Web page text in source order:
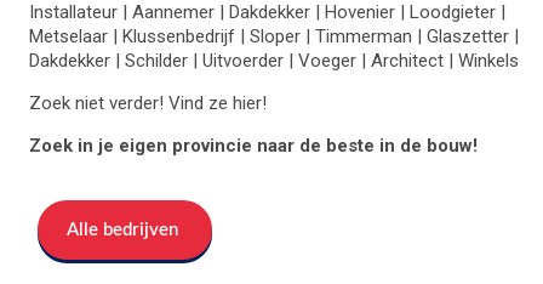
Installateur | Aannemer | Dakdekker | Hovenier | Loodgieter |
Metselaar | Klussenbedrijf | Sloper | Timmerman | Glaszetter |
Dakdekker | Schilder | Uitvoerder | Voeger | Architect | Winkels
Zoek niet verder! Vind ze hier!
Zoek in je eigen provincie naar de beste in de bouw!
Alle bedrijven